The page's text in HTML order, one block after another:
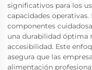
significativos para los
capacidades
componentes
una durabilidad óptima
accesibilidad. Este
asegura que las
alimentación